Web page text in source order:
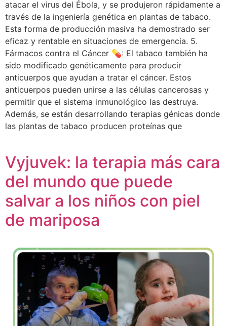
atacar el virus del Ébola, y se produjeron rápidamente a
través de la ingeniería genética en plantas de tabaco.
Esta forma de producción masiva ha demostrado ser
eficaz y rentable en situaciones de emergencia. 5.
Fármacos contra el Cáncer 💊: El tabaco también ha
sido modificado genéticamente para producir
anticuerpos que ayudan a tratar el cáncer. Estos
anticuerpos pueden unirse a las células cancerosas y
permitir que el sistema inmunológico las destruya.
Además, se están desarrollando terapias génicas donde
las plantas de tabaco producen proteínas que
Vyjuvek: la terapia más cara
del mundo que puede
salvar a los niños con piel
de mariposa